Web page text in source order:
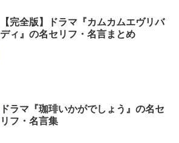
【完全版】ドラマ『カムカムエヴリバ
ディ』の名セリフ・名言まとめ
ドラマ『珈琲いかがでしょう』の名セ
リフ・名言集